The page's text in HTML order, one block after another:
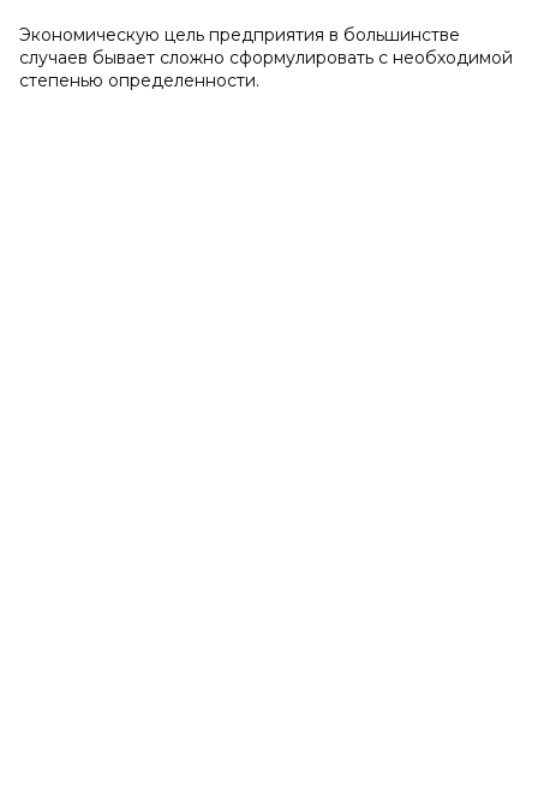
Экономическую цель предприятия в большинстве
случаев бывает сложно сформулировать с необходимой
степенью определенности.